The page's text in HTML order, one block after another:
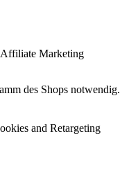
Marketing
des Shops notwendig.
and Retargeting